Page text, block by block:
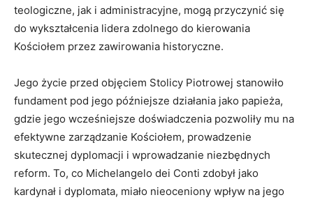
teologiczne, jak i administracyjne, mogą przyczynić się
do wykształcenia lidera zdolnego do kierowania
Kościołem przez zawirowania historyczne.
Jego życie przed objęciem Stolicy Piotrowej stanowiło
fundament pod jego późniejsze działania jako papieża,
gdzie jego wcześniejsze doświadczenia pozwoliły mu na
efektywne zarządzanie Kościołem, prowadzenie
skutecznej dyplomacji i wprowadzanie niezbędnych
reform. To, co Michelangelo dei Conti zdobył jako
kardynał i dyplomata, miało nieoceniony wpływ na jego